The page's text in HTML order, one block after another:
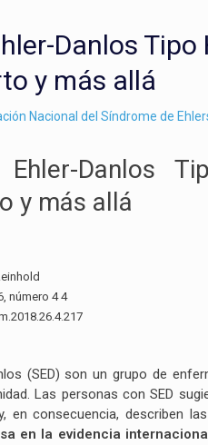
Danlos
y más allá
Nacional del Síndrome de
Danlos
y más allá
número 4 4
(SED) son un grupo de
Las personas con SED
en consecuencia, describen
en la evidencia